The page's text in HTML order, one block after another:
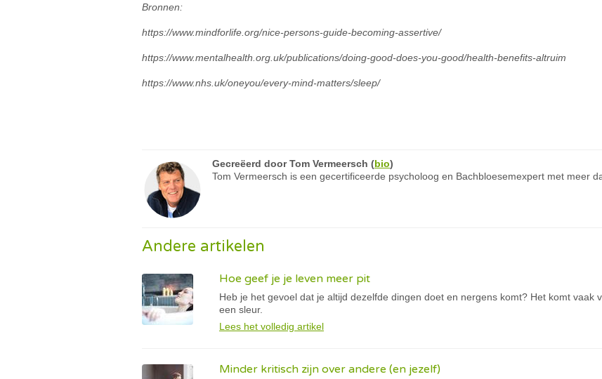
Bronnen:
https://www.mindforlife.org/nice-persons-guide-becoming-assertive/
https://www.mentalhealth.org.uk/publications/doing-good-does-you-good/health-benefits-altruim
https://www.nhs.uk/oneyou/every-mind-matters/sleep/
Gecreëerd doorTom Vermeersch (bio)
Tom Vermeersch is een gecertificeerde psycholoog en Bachbloesemexpert met meer
Andere artikelen
Hoe geef je je leven meer pit
Heb je het gevoel dat je altijd dezelfde dingen doet en nergens komt? Het komt vaak
een sleur.
Lees het volledig artikel
Minder kritisch zijn over andere (en jezelf)